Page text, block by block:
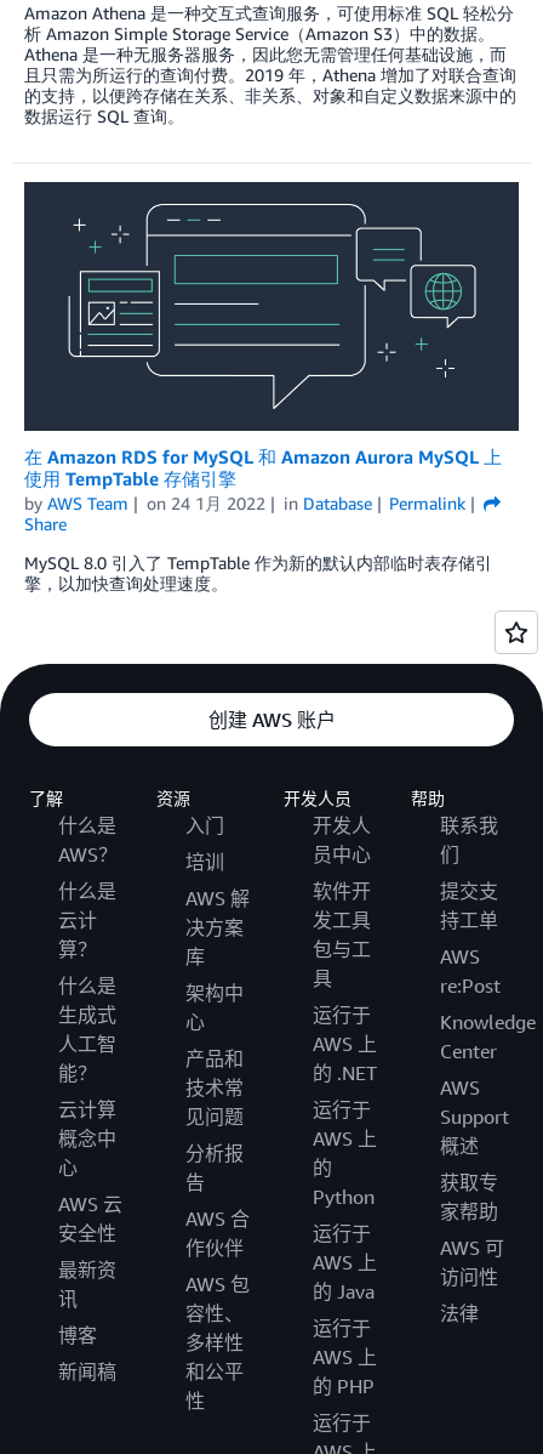
Amazon Athena 是一种交互式查询服务，可使用标准 SQL 轻松分
析 Amazon Simple Storage Service（Amazon S3）中的数据。
Athena 是一种无服务器服务，因此您无需管理任何基础设施，而
且只需为所运行的查询付费。2019 年，Athena 增加了对联合查询
的支持，以便跨存储在关系、非关系、对象和自定义数据来源中的
数据运行 SQL 查询。
在 Amazon RDS for MySQL 和 Amazon Aurora MySQL 上
使用 TempTable 存储引擎
by AWS Team on 24 1月 2022 in Database
Permalink
Share
MySQL 8.0 引入了 TempTable 作为新的默认内部临时表存储引
擎，以加快查询处理速度。
创建 AWS 账户
了解
什么是
AWS？
什么是
云计
算？
什么是
生成式
人工智
能？
云计算
概念中
心
AWS 云
安全性
最新资
讯
博客
新闻稿
资源
入门
培训
AWS 解
决方案
库
架构中
心
产品和
技术常
见问题
分析报
告
AWS 合
作伙伴
AWS 包
容性、
多样性
和公平
性
开发人员
开发人
员中心
软件开
发工具
包与工
具
运行于
AWS 上
的 .NET
运行于
AWS 上
的
Python
运行于
AWS 上
的 Java
运行于
AWS 上
的 PHP
运行于
帮助
联系我
们
提交支
持工单
AWS
re:Post
Knowledge
Center
AWS
Support
概述
获取专
家帮助
AWS 可
访问性
法律